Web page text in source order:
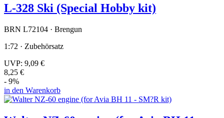
L-328 Ski (Special Hobby kit)
BRN L72104 · Brengun
1:72 · Zubehörsatz
UVP: 9,09 €
8,25 €
- 9%
in den Warenkorb